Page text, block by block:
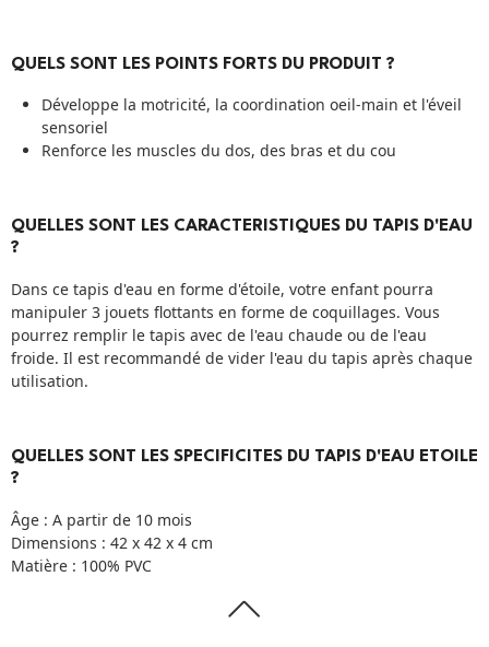
QUELS SONT LES POINTS FORTS DU PRODUIT ?
Développe la motricité, la coordination oeil-main et l'éveil
sensoriel
Renforce les muscles du dos, des bras et du cou
QUELLES SONT LES CARACTERISTIQUES DU TAPIS D'EAU
?
Dans ce tapis d'eau en forme d'étoile, votre enfant pourra
manipuler 3 jouets flottants en forme de coquillages. Vous
pourrez remplir le tapis avec de l'eau chaude ou de l'eau
froide. Il est recommandé de vider l'eau du tapis après chaque
utilisation.
QUELLES SONT LES SPECIFICITES DU TAPIS D'EAU ETOILE
?
Âge : A partir de 10 mois
Dimensions : 42 x 42 x 4 cm
Matière : 100% PVC